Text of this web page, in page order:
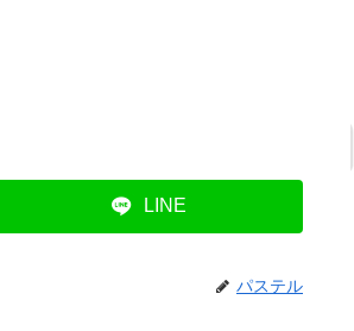
LINE
パステル